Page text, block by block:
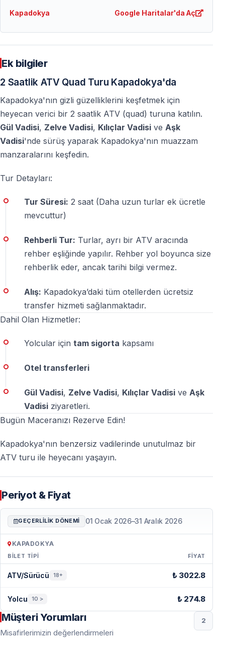
Quad & Buggy Safari Turları — Side’de Off-
Road Macera
Turu( https://vigotours.com/tr/side/side-atv-quad-turu
veya heyecan dolu bir Buggy Safari Turu
https://vigotours.com/tr/side/buggy-safari-antalya-
eglence-ve-macera-turu-copy-2 ) ile tozlu patikalarda
ve doğa yollarında unutulmaz bir off-road macera
yaşayın.
Sorular
Kapadokya ATV turu için ehliyet gerekiyor mu?
ATV sürüş deneyimi şart mı?
— Hayır — yeni başlayanlar tura katılabilir ve rehber
eşliğinde sürüş yapılır.
Kapadokya ATV turu ne kadar sürer?
tam gün alternatifleri de mevcuttur.
Kapadokya ATV quad turları güvenli mi?
— Evet — turlar bilgilendirme, kask ve profesyonel
rehberler eşliğinde yapılır.
— Evet — çift kişilik ATV seçenekleri bulunmaktadır.
ATV quad safari için ne giymeliyim?
— Rahat kıyafetler, kapalı ayakkabı ve toz nedeniyle
güneş gözlüğü önerilir.
Kapadokya Google Haritalar'da Aç
Ek bilgiler
2 Saatlik ATV Quad Turu Kapadokya'da
Kapadokya'nın gizli güzelliklerini keşfetmek için
heyecan verici bir 2 saatlik ATV (quad) turuna katılın.
Gül Vadisi, Zelve Vadisi, Kılıçlar Vadisi ve Aşk
Vadisi'nde sürüş yaparak Kapadokya'nın muazzam
manzaralarını keşfedin.
Tur Detayları:
Tur Süresi: 2 saat (Daha uzun turlar ek ücretle
mevcuttur)
Rehberli Tur: Turlar, ayrı bir ATV aracında
rehber eşliğinde yapılır. Rehber yol boyunca size
rehberlik eder, ancak tarihi bilgi vermez.
Alış: Kapadokya’daki tüm otellerden ücretsiz
transfer hizmeti sağlanmaktadır.
Dahil Olan Hizmetler:
Yolcular için tam sigorta kapsamı
Otel transferleri
Gül Vadisi, Zelve Vadisi, Kılıçlar Vadisi ve Aşk
Vadisi ziyaretleri.
Bugün Maceranızı Rezerve Edin!
Kapadokya'nın benzersiz vadilerinde unutulmaz bir
ATV turu ile heyecanı yaşayın.
Periyot & Fiyat
GEÇERLILIK DÖNEMI 01 Ocak 2026–31 Aralık 2026
KAPADOKYA
BILET TIPI FIYAT
ATV/Sürücü 18+ ₺ 3022.8
Yolcu 10 > ₺ 274.8
Müşteri Yorumları
Misafirlerimizin değerlendirmeleri
2